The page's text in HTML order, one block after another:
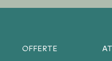
OFFERTE